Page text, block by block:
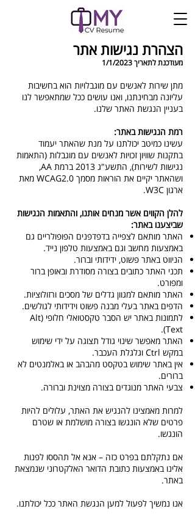
הצהרת נגישות אתר
מעודכנת לתאריך 1/1/2023
מתן שירות לאנשים עם מוגבלויות הוא בחשיבות
עליונה מבחינתנו, ואנו עושים ככל שמתאפשר לנו
בעניין הנגשת האתר שלנו.
רמת הנגישות באתר:
עשינו כמיטב יכולתנו על מנת שהאתר יעמוד
בתקנות שוויון זכויות לאנשים עם מוגבלות (התאמות
נגישות לשירות), התשע"ג 2013 ברמת AA,
ושה
אתר יקיים את הוראות מסמך WCAG2.0 מאת
ארגון W3C.
​להלן הקווים אשר מנחים אותנו, והתאמות הנגישות
שביצענו באתר:
האתר מותאם לצפייה בדפדפנים הפופולריים גם
באמצעות מחשב וגם באמצעות טלפון נייד.
הניווט באתר פשוט, ידידותי וברור.
תכני האתר כתובים בצורה מסודרת ובאופן ברור
ומפורט.
האתר מותאם למגוון גדלים של מסכים ורזולוציות.
הדפים באתר בעלי מבנה פשוט וידידותי לגולשים.
לתמונות באתר יש הסבר טקסטואלי חלופי (Alt
Text).
האתר מאפשר שינוי גודל תצוגה על ידי שימוש
במקש Ctrl וגלגלת העכבר.
אין באתר שימוש בטקסט מהבהב או באלמנטים לא
ברורים.
צבעי האתר מנוגדים בצורה מצוינת וברורה.
למרות מאמצינו להנגיש את האתר, עלולים להיות
פרטים שלא הונגשו בצורה מושלמת או שטרם
הונגשו.
אם נתקלתם בפרט כזה – אנא אל תהססו לפנות
אלינו באמצעות כתובת הדואר האלקטרוני שנמצאת
באתר.
אנו נמשיך לפעול למען הנגשת האתר ככל יכולתנו.